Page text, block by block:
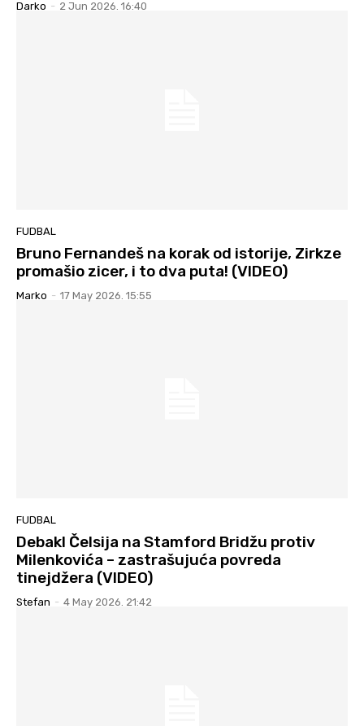
Darko - 2 Jun 2026. 16:40
FUDBAL
Bruno Fernandeš na korak od istorije, Zirkze
promašio zicer, i to dva puta! (VIDEO)
Marko - 17 May 2026. 15:55
FUDBAL
Debakl Čelsija na Stamford Bridžu protiv
Milenkovića – zastrašujuća povreda
tinejdžera (VIDEO)
Stefan - 4 May 2026. 21:42